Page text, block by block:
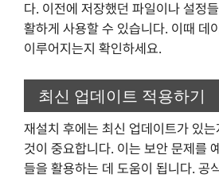
다. 이전에 저장했던 파일이나 설정
활하게 사용할 수 있습니다. 이때 데
이루어지는지 확인하세요.
최신 업데이트 적용하기
재설치 후에는 최신 업데이트가 있
것이 중요합니다. 이는 보안 문제를
들을 활용하는 데 도움이 됩니다. 공